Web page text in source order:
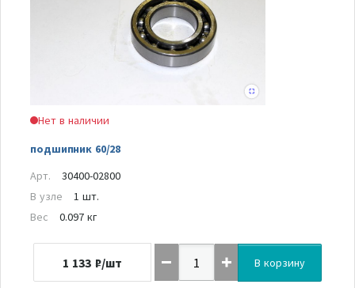
Нет в наличии
подшипник 60/28
Арт.
30400-02800
В узле
1 шт.
Вес
0.097 кг
1 133 ₽/шт В корзину